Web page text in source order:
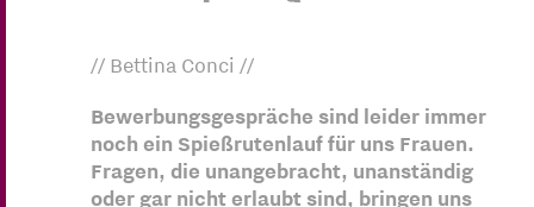
// Bettina Conci //
Bewerbungsgespräche sind leider immer
noch ein Spießrutenlauf für uns Frauen.
Fragen, die unangebracht, unanständig
oder gar nicht erlaubt sind, bringen uns